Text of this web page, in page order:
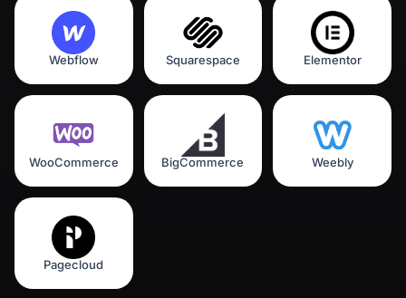
Webflow Squarespace Elementor
WooCommerce BigCommerce Weebly
Pagecloud